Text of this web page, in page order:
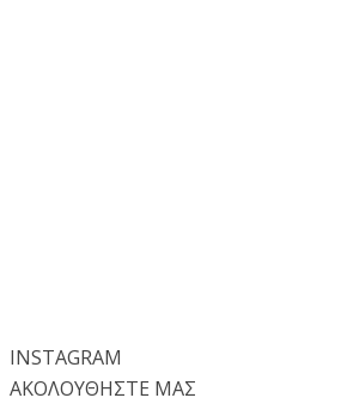
INSTAGRAM
ΑΚΟΛΟΥΘΗΣΤΕ ΜΑΣ